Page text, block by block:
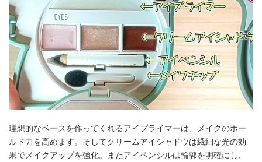
理想的なベースを作ってくれるアイプライマーは、メイクのホー
ルド力を高めます。そしてクリームアイシャドウは繊細な光の効
果でメイクアップを強化。またアイペンシルは輪郭を明確にし、